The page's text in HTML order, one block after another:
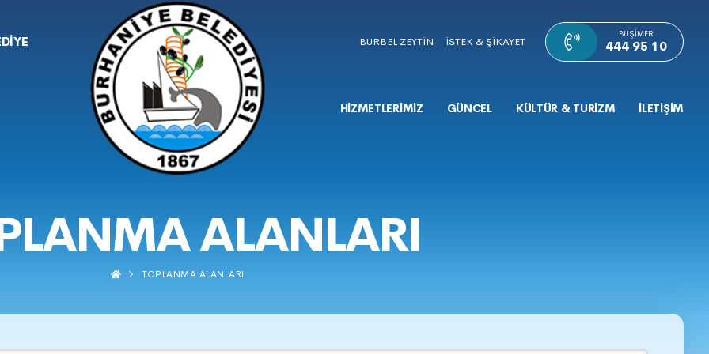
BURBEL ZEYTİN İSTEK & ŞİKAYET
BUŞIMER
444 95 10
HİZMETLERİMİZ GÜNCEL KÜLTÜR & TURİZM İLETİŞİM
ALANLARI
TOPLANMA ALANLARI